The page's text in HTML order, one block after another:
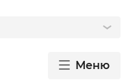
Меню